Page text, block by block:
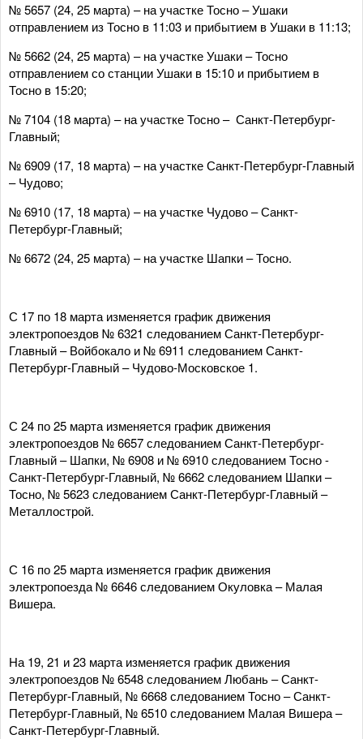
№ 5657 (24, 25 марта) – на участке Тосно – Ушаки
отправлением из Тосно в 11:03 и прибытием в Ушаки в 11:13;
№ 5662 (24, 25 марта) – на участке Ушаки – Тосно
отправлением со станции Ушаки в 15:10 и прибытием в
Тосно в 15:20;
№ 7104 (18 марта) – на участке Тосно – Санкт-Петербург-
Главный;
№ 6909 (17, 18 марта) – на участке Санкт-Петербург-Главный
– Чудово;
№ 6910 (17, 18 марта) – на участке Чудово – Санкт-
Петербург-Главный;
№ 6672 (24, 25 марта) – на участке Шапки – Тосно.
С 17 по 18 марта изменяется график движения
электропоездов № 6321 следованием Санкт-Петербург-
Главный – Войбокало и № 6911 следованием Санкт-
Петербург-Главный – Чудово-Московское 1.
С 24 по 25 марта изменяется график движения
электропоездов № 6657 следованием Санкт-Петербург-
Главный – Шапки, № 6908 и № 6910 следованием Тосно -
Санкт-Петербург-Главный, № 6662 следованием Шапки –
Тосно, № 5623 следованием Санкт-Петербург-Главный –
Металлострой.
С 16 по 25 марта изменяется график движения
электропоезда № 6646 следованием Окуловка – Малая
Вишера.
На 19, 21 и 23 марта изменяется график движения
электропоездов № 6548 следованием Любань – Санкт-
Петербург-Главный, № 6668 следованием Тосно – Санкт-
Петербург-Главный, № 6510 следованием Малая Вишера –
Санкт-Петербург-Главный.